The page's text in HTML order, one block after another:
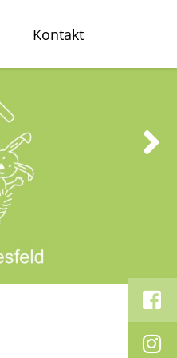
Kontakt